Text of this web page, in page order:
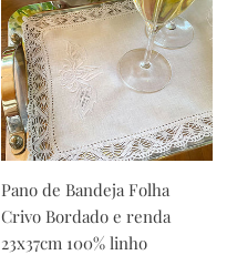
Bandeja
Folha
Crivo
Bordado
e
renda
100%
linho
Pano de Bandeja Folha
Crivo Bordado e renda
23x37cm 100% linho